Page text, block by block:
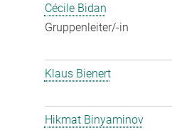
Cécile Bidan
Gruppenleiter/-in
Klaus Bienert
Hikmat Binyaminov